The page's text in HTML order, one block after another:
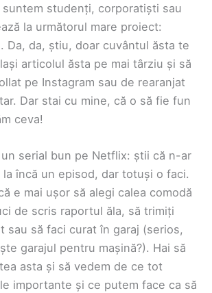
studenți, corporatiști sau
la următorul mare proiect:
. Da, da, știu, doar cuvântul ăsta te
articolul ăsta pe mai târziu și să
pe Instagram sau de rearanjat
Dar stai cu mine, că o să fie fun
ceva!
un serial bun pe Netflix: știi că n-ar
încă un episod, dar totuși o faci.
e mai ușor să alegi calea comodă
de scris raportul ăla, să trimiți
sau să faci curat în garaj (serios,
garajul pentru mașină?). Hai să
asta și să vedem de ce tot
importante și ce putem face ca să